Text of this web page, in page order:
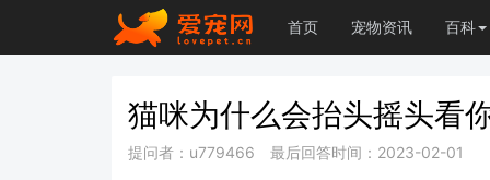
首页 宠物资讯 百科
猫咪为什么会抬头摇头看
提问者：u779466 最后回答时间：2023-02-01